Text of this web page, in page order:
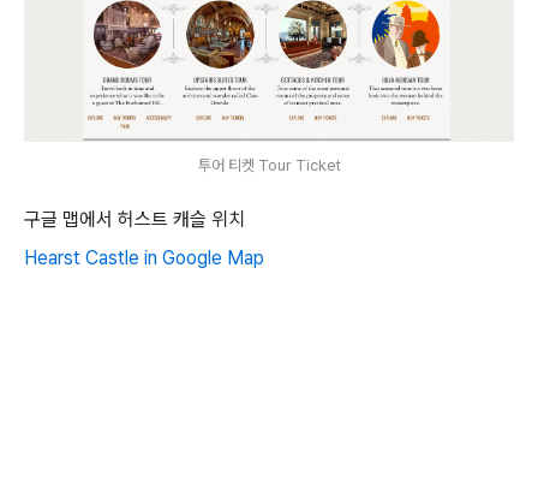
투어 티켓 Tour Ticket
구글 맵에서 허스트 캐슬 위치
Hearst Castle in Google Map